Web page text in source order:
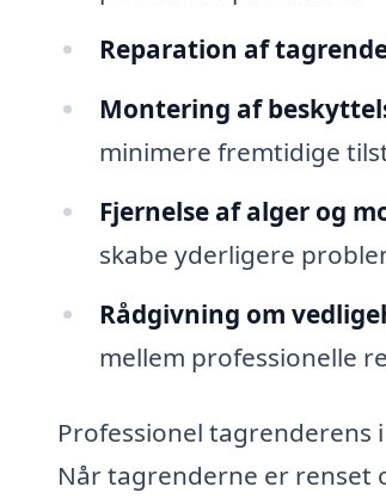
Reparation af
Montering af
minimere fremtidige
Fjernelse af alger og
skabe yderligere
Rådgivning om
mellem professionelle
Professionel tagrenderens
Når tagrenderne er renset